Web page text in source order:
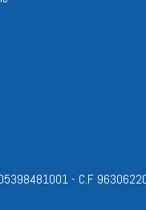
- C.F